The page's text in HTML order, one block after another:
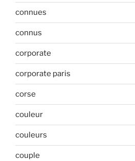
connues
connus
corporate
corporate paris
corse
couleur
couleurs
couple